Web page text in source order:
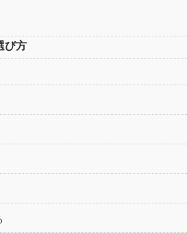
び方